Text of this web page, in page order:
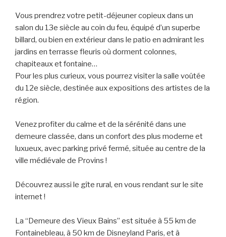
Vous prendrez votre petit-déjeuner copieux dans un
salon du 13e siècle au coin du feu, équipé d’un superbe
billard, ou bien en extérieur dans le patio en admirant les
jardins en terrasse fleuris où dorment colonnes,
chapiteaux et fontaine…
Pour les plus curieux, vous pourrez visiter la salle voûtée
du 12e siècle, destinée aux expositions des artistes de la
région.
Venez profiter du calme et de la sérénité dans une
demeure classée, dans un confort des plus moderne et
luxueux, avec parking privé fermé, située au centre de la
ville médiévale de Provins !
Découvrez aussi le gîte rural, en vous rendant sur le site
internet !
La “Demeure des Vieux Bains” est située à 55 km de
Fontainebleau, à 50 km de Disneyland Paris, et à